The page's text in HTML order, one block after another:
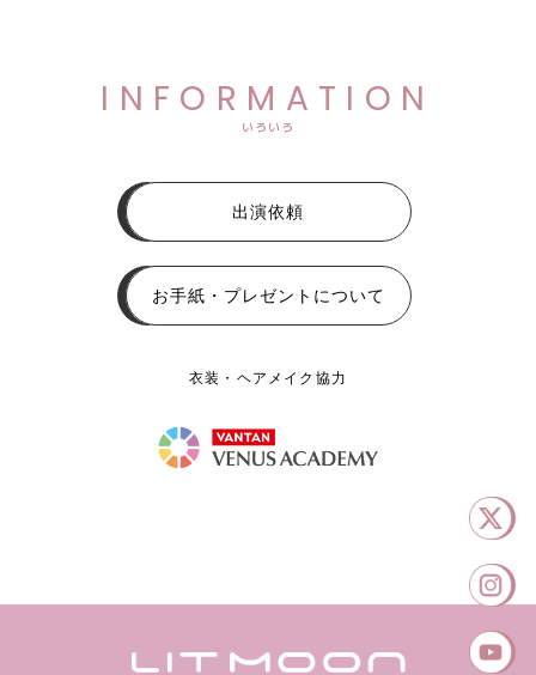
INFORMATION
いろいろ
出演依頼
お手紙・プレゼントについて
衣装・ヘアメイク協力